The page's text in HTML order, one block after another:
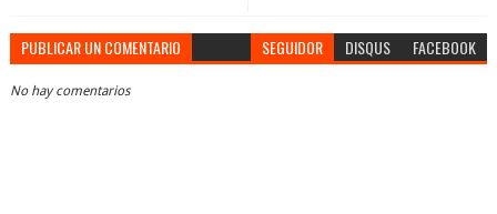
PUBLICAR UN COMENTARIO SEGUIDOR DISQUS FACEBOOK
No hay comentarios